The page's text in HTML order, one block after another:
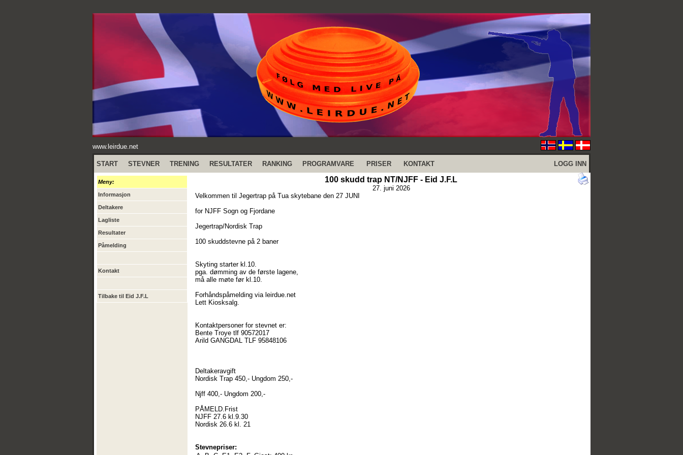
www.leirdue.net
START STEVNER TRENING RESULTATER RANKING PROGRAMVARE PRISER KONTAKT LOGG INN
Meny:
Informasjon
Deltakere
Lagliste
Resultater
Påmelding
Kontakt
Tilbake til Eid J.F.L
100 skudd trap NT/NJFF - Eid J.F.L
27. juni 2026
Velkommen til Jegertrap på Tua skytebane den 27 JUNI
for NJFF Sogn og Fjordane
Jegertrap/Nordisk Trap
100 skuddstevne på 2 baner
Skyting starter kl.10.
pga. dømming av de første lagene,
må alle møte før kl.10.
Forhåndspåmelding via leirdue.net
Lett Kiosksalg.
Kontaktpersoner for stevnet er:
Bente Troye tlf 90572017
Arild GANGDAL TLF 95848106
Deltakeravgift
Nordisk Trap 450,- Ungdom 250,-
Njff 400,- Ungdom 200,-
PÅMELD.Frist
NJFF 27.6 kl.9.30
Nordisk 26.6 kl. 21
Stevnepriser: